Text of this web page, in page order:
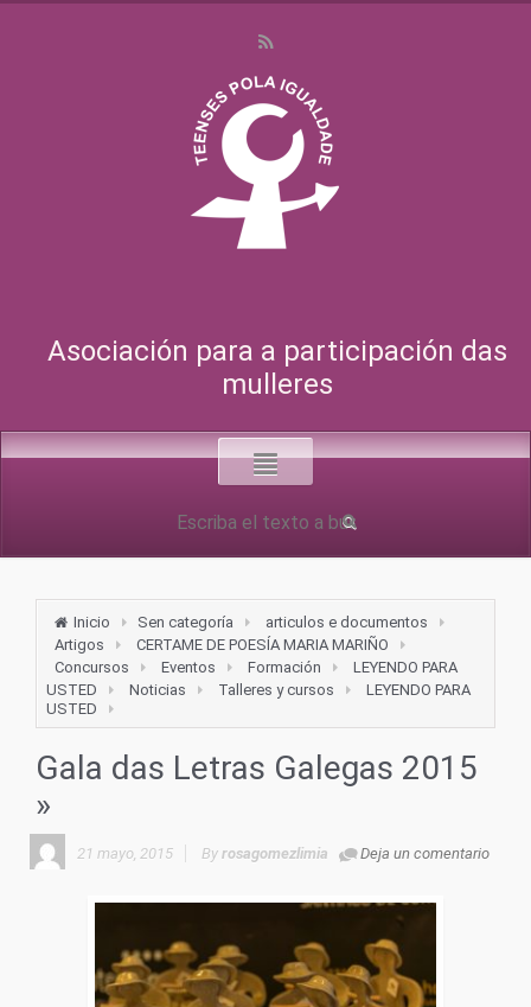
Asociación para a participación das
mulleres
Inicio Sen categoría
articulos e documentos
Artigos
CERTAME DE POESÍA MARIA MARIÑO
Concursos
Eventos Formación
LEYENDO PARA
USTED
Noticias Talleres y cursos
LEYENDO PARA
USTED
Gala das Letras Galegas 2015
»
21 mayo, 2015 Deja un comentario
By rosagomezlimia